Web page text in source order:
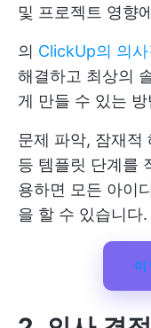
및 프로젝트 영향
의 ClickUp의 의
해결하고 최상의
게 만들 수 있는
문제 파악, 잠재적
등 템플릿 단계를
용하면 모든 아이
을 할 수 있습니다.
이